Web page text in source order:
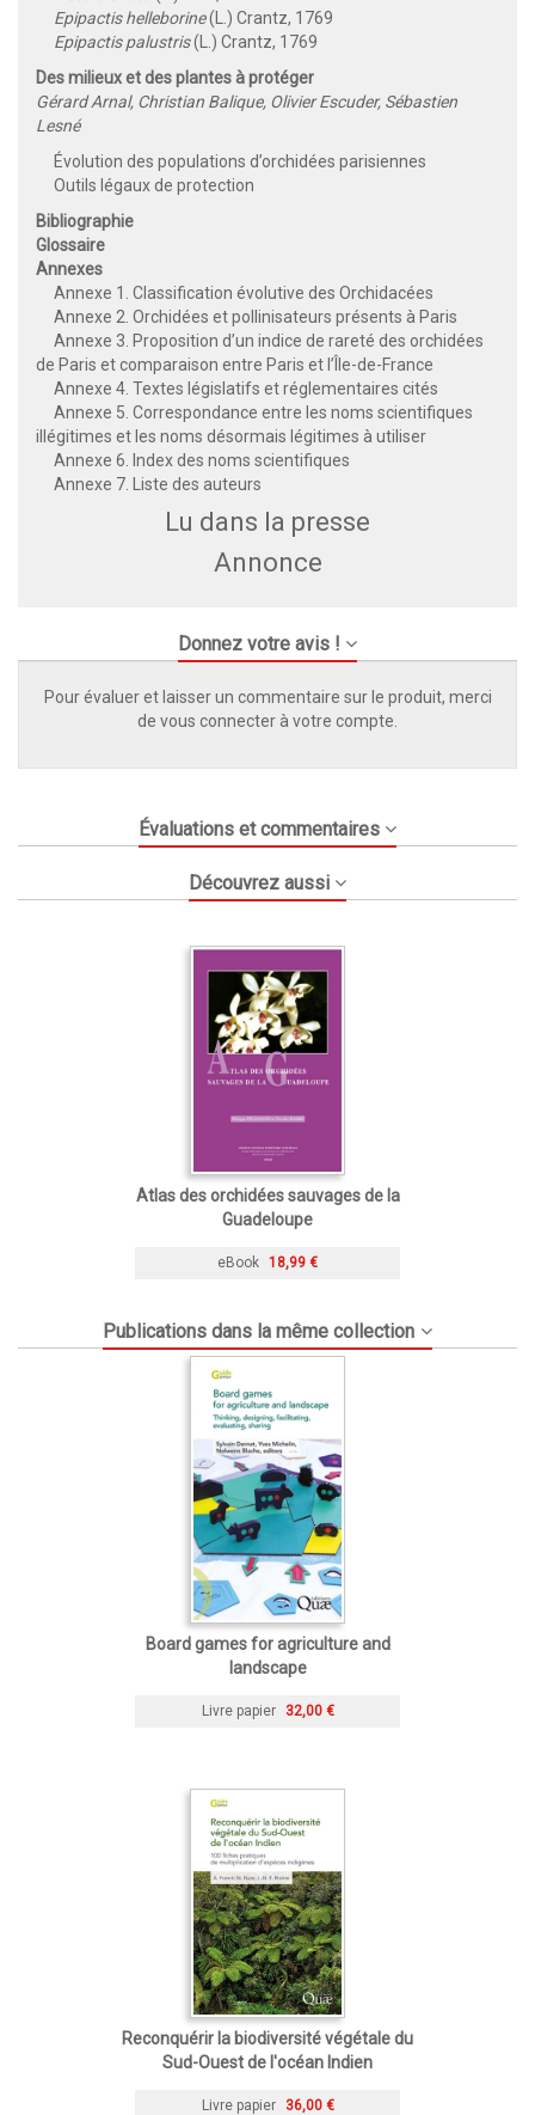
Epipactis helleborine(L.) Crantz, 1769
Epipactis palustris(L.) Crantz, 1769
Des milieux et des plantes à protéger
Gérard Arnal, Christian Balique, Olivier Escuder, Sébastien
Lesné
Évolution des populations d’orchidées parisiennes
Outils légaux de protection
Bibliographie
Glossaire
Annexes
Annexe 1. Classification évolutive des Orchidacées
Annexe 2. Orchidées et pollinisateurs présents à Paris
Annexe 3. Proposition d’un indice de rareté des orchidées
de Paris et comparaison entre Paris et l’Île-de-France
Annexe 4. Textes législatifs et réglementaires cités
Annexe 5. Correspondance entre les noms scientifiques
illégitimes et les noms désormais légitimes à utiliser
Annexe 6. Index des noms scientifiques
Annexe 7. Liste des auteurs
Lu dans la presse
Annonce
Donnez votre avis !
Pour évaluer et laisser un commentaire sur le produit, merci
de vous connecter à votre compte.
Évaluations et commentaires
Découvrez aussi
Atlas des orchidées sauvages de la
Guadeloupe
eBook 18,99 €
Publications dans la même collection
Board games for agriculture and
landscape
Livre papier 32,00 €
Reconquérir la biodiversité végétale du
Sud-Ouest de l'océan Indien
Livre papier 36,00 €